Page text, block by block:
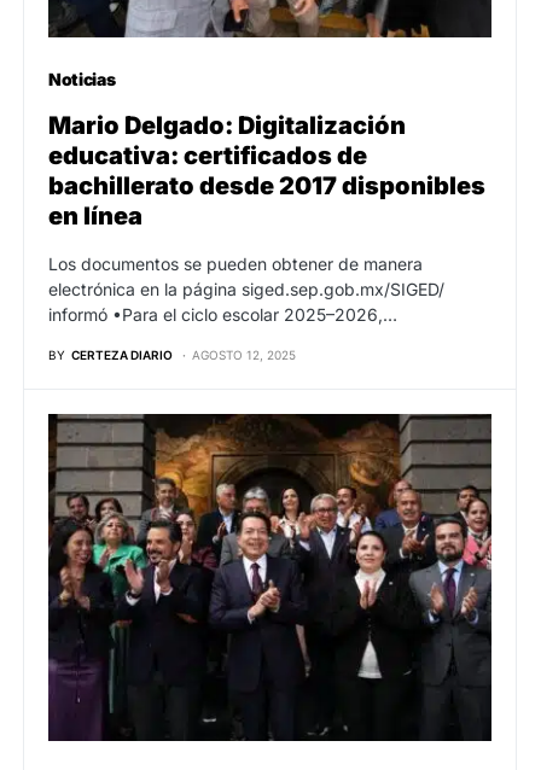
Noticias
Mario Delgado: Digitalización
educativa: certificados de
bachillerato desde 2017 disponibles
en línea
Los documentos se pueden obtener de manera
electrónica en la página siged.sep.gob.mx/SIGED/
informó •Para el ciclo escolar 2025–2026,…
BY CERTEZA DIARIO AGOSTO 12, 2025